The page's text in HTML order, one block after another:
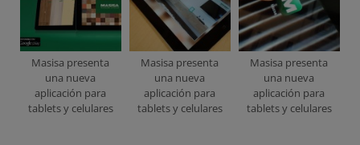
Masisa presenta
una nueva
aplicación para
tablets y celulares
Masisa presenta
una nueva
aplicación para
tablets y celulares
Masisa presenta
una nueva
aplicación para
tablets y celulares